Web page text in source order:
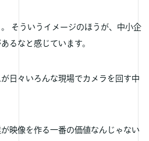
そういうイメージのほうが、中小企
るなと感じています。
日々いろんな現場でカメラを回す中
映像を作る一番の価値なんじゃない